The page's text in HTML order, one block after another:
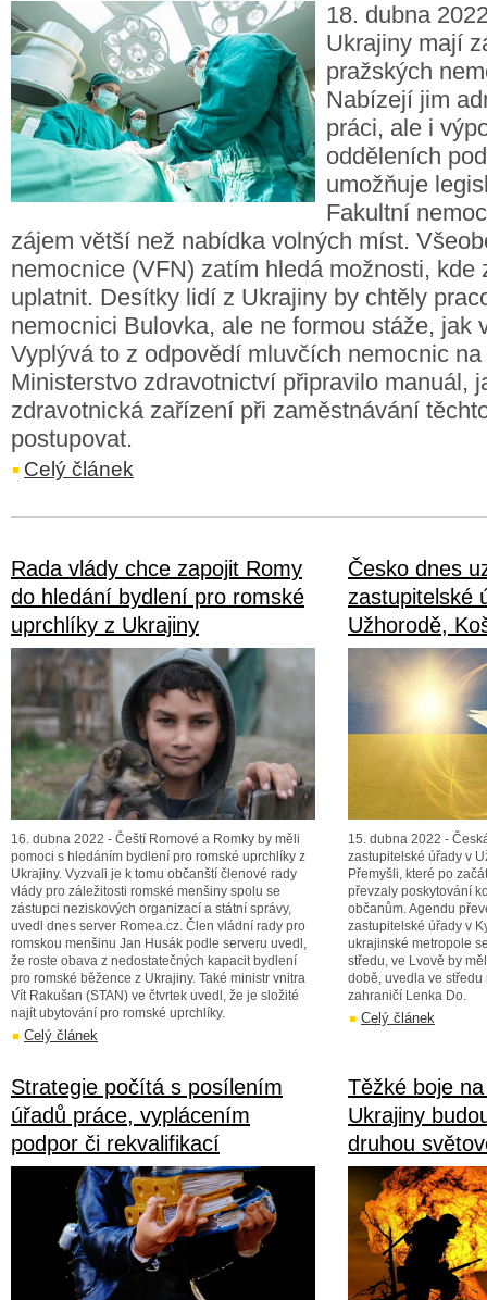
18. dubna
Ukrajiny mají
pražských
Nabízejí jim
práci, ale i
odděleních
umožňuje
Fakultní
zájem větší než nabídka volných míst.
nemocnice (VFN) zatím hledá možnosti, kde
uplatnit. Desítky lidí z Ukrajiny by chtěly
nemocnici Bulovka, ale ne formou stáže, jak
Vyplývá to z odpovědí mluvčích nemocnic
Ministerstvo zdravotnictví připravilo manuál,
zdravotnická zařízení při zaměstnávání
postupovat.
Celý článek
Rada vlády chce zapojit Romy
do hledání bydlení pro romské
uprchlíky z Ukrajiny
16. dubna 2022 - Čeští Romové a Romky by měli
pomoci s hledáním bydlení pro romské uprchlíky z
Ukrajiny. Vyzvali je k tomu občanští členové rady
vlády pro záležitosti romské menšiny spolu se
zástupci neziskových organizací a státní správy,
uvedl dnes server Romea.cz. Člen vládní rady pro
romskou menšinu Jan Husák podle serveru uvedl,
že roste obava z nedostatečných kapacit bydlení
pro romské běžence z Ukrajiny. Také ministr vnitra
Vít Rakušan (STAN) ve čtvrtek uvedl, že je složité
najít ubytování pro romské uprchlíky.
Celý článek
Česko dnes
zastupitelské
Užhorodě,
15. dubna 2022 -
zastupitelské úřady v
Přemyšli, které po
převzaly poskytování
občanům. Agendu
zastupitelské úřady v
ukrajinské metropole
středu, ve Lvově by
době, uvedla ve středu
zahraničí Lenka Do.
Celý článek
Strategie počítá s posílením
úřadů práce, vyplácením
podpor či rekvalifikací
Těžké boje
Ukrajiny
druhou